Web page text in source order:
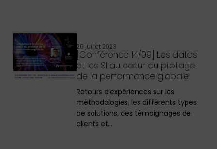
20 juillet 2023
[Conférence 14/09] Les datas
et les SI au cœur du pilotage
de la performance globale
Retours d’expériences sur les
méthodologies, les différents types
de solutions, des témoignages de
clients et…